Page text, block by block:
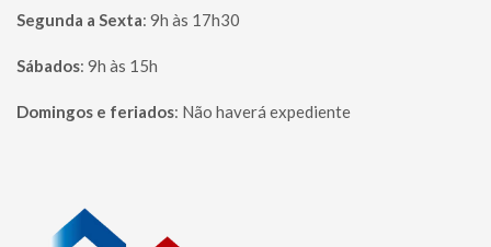
Segunda a Sexta: 9h às 17h30
Sábados: 9h às 15h
Domingos e feriados: Não haverá expediente